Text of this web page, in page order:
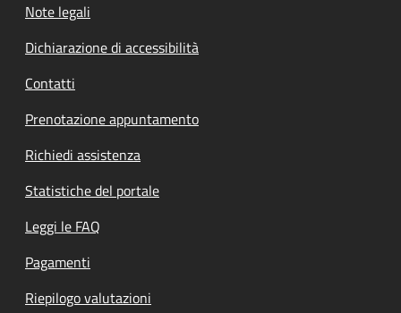
Note legali
Dichiarazione di accessibilità
Contatti
Prenotazione appuntamento
Richiedi assistenza
Statistiche del portale
Leggi le FAQ
Pagamenti
Riepilogo valutazioni